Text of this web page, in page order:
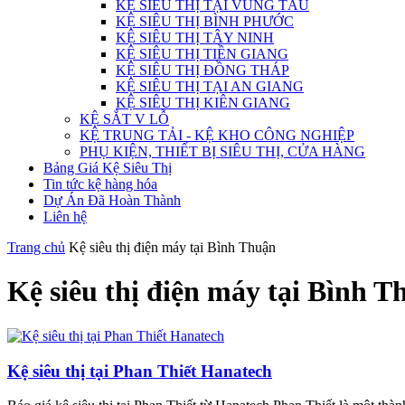
KỆ SIÊU THỊ TẠI VŨNG TÀU
KỆ SIÊU THỊ BÌNH PHƯỚC
KỆ SIÊU THỊ TÂY NINH
KỆ SIÊU THỊ TIỀN GIANG
KỆ SIÊU THỊ ĐỒNG THÁP
KỆ SIÊU THỊ TẠI AN GIANG
KỆ SIÊU THỊ KIÊN GIANG
KỆ SẮT V LỖ
KỆ TRUNG TẢI - KỆ KHO CÔNG NGHIỆP
PHỤ KIỆN, THIẾT BỊ SIÊU THỊ, CỬA HÀNG
Bảng Giá Kệ Siêu Thị
Tin tức kệ hàng hóa
Dự Án Đã Hoàn Thành
Liên hệ
Trang chủ Kệ siêu thị điện máy tại Bình Thuận
Kệ siêu thị điện máy tại Bình
Kệ siêu thị tại Phan Thiết Hanatech